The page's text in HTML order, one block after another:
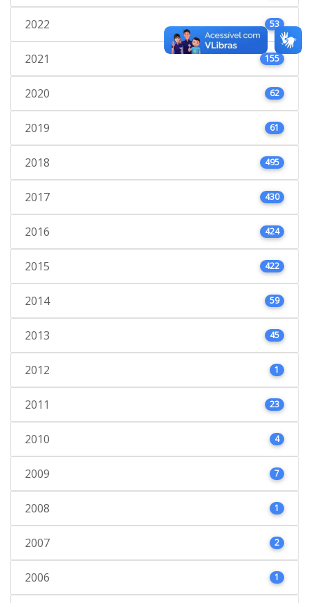
2022 53
2021 155
2020 62
2019 61
2018 495
2017 430
2016 424
2015 422
2014 59
2013 45
2012 1
2011 23
2010 4
2009 7
2008 1
2007 2
2006 1